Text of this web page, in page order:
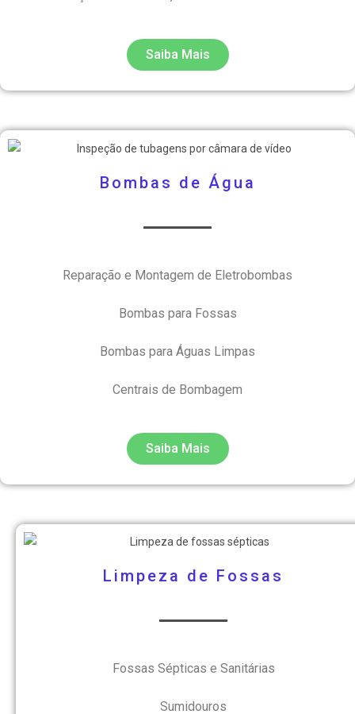
Saiba Mais
Bombas de Água
Reparação e Montagem de Eletrobombas
Bombas para Fossas
Bombas para Águas Limpas
Centrais de Bombagem
Saiba Mais
Limpeza de Fossas
Fossas Sépticas e Sanitárias
Sumidouros